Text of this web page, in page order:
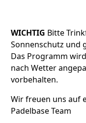
WICHTIG Bitte
Sonnenschutz und
Das Programm
nach Wetter
vorbehalten.
Wir freuen uns auf
Padelbase Team